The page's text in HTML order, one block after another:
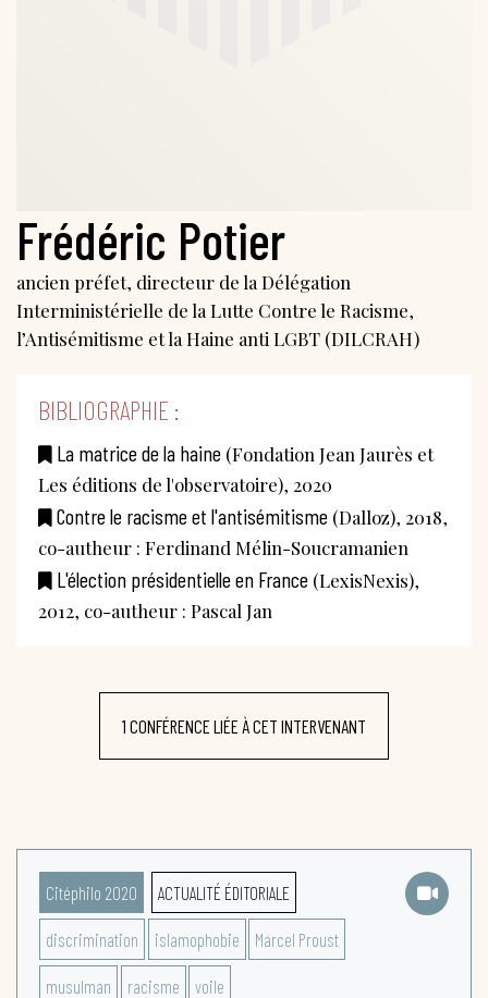
Frédéric Potier
ancien préfet, directeur de la Délégation
Interministérielle de la Lutte Contre le Racisme,
l’Antisémitisme et la Haine anti LGBT (DILCRAH)
BIBLIOGRAPHIE :
La matrice de la haine (Fondation Jean Jaurès et
Les éditions de l'observatoire), 2020
Contre le racisme et l'antisémitisme (Dalloz), 2018,
co-autheur : Ferdinand Mélin-Soucramanien
L'élection présidentielle en France (LexisNexis),
2012, co-autheur : Pascal Jan
1 CONFÉRENCE LIÉE À CET INTERVENANT
Citéphilo 2020 ACTUALITÉ ÉDITORIALE
discrimination islamophobie Marcel Proust
musulman racisme voile